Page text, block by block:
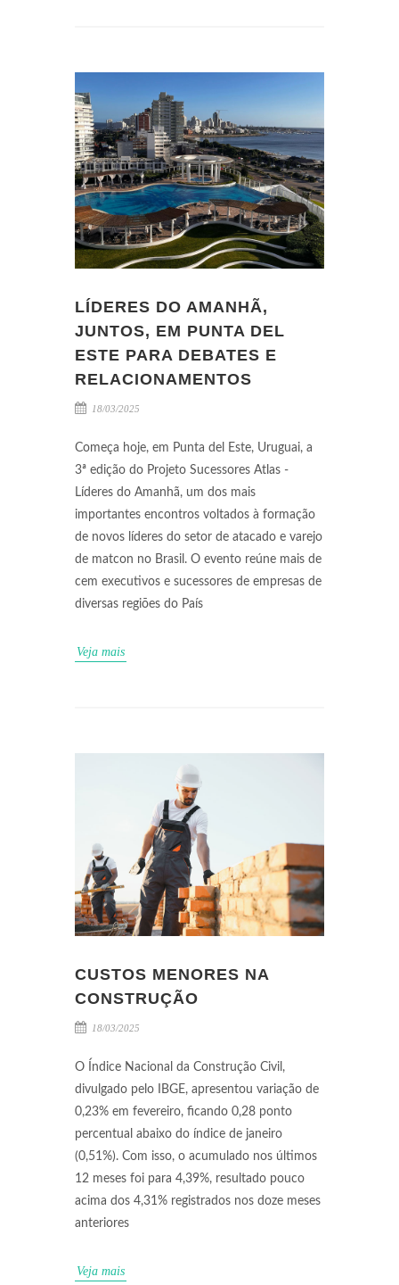
LÍDERES DO AMANHÃ,
JUNTOS, EM PUNTA DEL
ESTE PARA DEBATES E
RELACIONAMENTOS
18/03/2025
Começa hoje, em Punta del Este, Uruguai, a
3ª edição do Projeto Sucessores Atlas -
Líderes do Amanhã, um dos mais
importantes encontros voltados à formação
de novos líderes do setor de atacado e varejo
de matcon no Brasil. O evento reúne mais de
cem executivos e sucessores de empresas de
diversas regiões do País
Veja mais
CUSTOS MENORES NA
CONSTRUÇÃO
18/03/2025
O Índice Nacional da Construção Civil,
divulgado pelo IBGE, apresentou variação de
0,23% em fevereiro, ficando 0,28 ponto
percentual abaixo do índice de janeiro
(0,51%). Com isso, o acumulado nos últimos
12 meses foi para 4,39%, resultado pouco
acima dos 4,31% registrados nos doze meses
anteriores
Veja mais